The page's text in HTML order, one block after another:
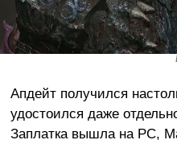
Апдейт получился
удостоился даже
Заплатка вышла на PC,